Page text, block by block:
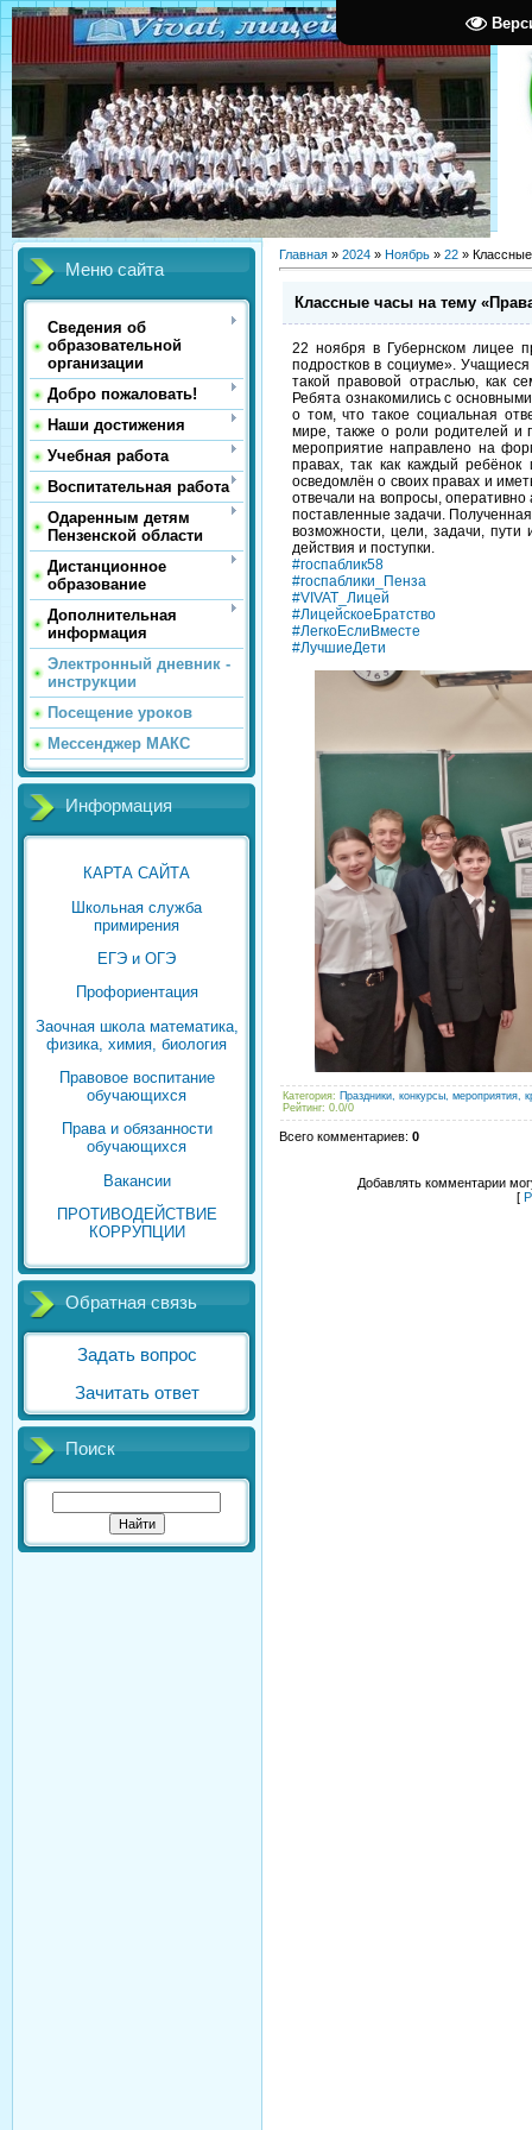
Меню сайта
Сведения об
образовательной
организации
Добро пожаловать!
Наши достижения
Учебная работа
Воспитательная работа
Одаренным детям
Пензенской области
Дистанционное
образование
Дополнительная
информация
Электронный дневник -
инструкции
Посещение уроков
Мессенджер МАКС
Информация
КАРТА САЙТА
Школьная служба
примирения
ЕГЭ и ОГЭ
Профориентация
Заочная школа математика,
физика, химия, биология
Правовое воспитание
обучающихся
Права и обязанности
обучающихся
Вакансии
ПРОТИВОДЕЙСТВИЕ
КОРРУПЦИИ
Обратная связь
Задать вопрос
Зачитать ответ
Поиск
Главная » 2024 » Ноябрь » 22 »
Классные часы на тему
22 ноября в Губернском лицее
подростков в социуме».
такой правовой отраслью, как
Ребята ознакомились с
о том, что такое социальная
мире, также о роли родителей и
мероприятие направлено на
правах, так как каждый
осведомлён о своих правах и
отвечали на вопросы,
поставленные задачи.
возможности, цели, задачи, пути
действия и поступки.
#госпаблик58
#госпаблики_Пенза
#VIVAT_Лицей
#ЛицейскоеБратство
#ЛегкоЕслиВместе
#ЛучшиеДети
Категория: Праздники, конкурсы, мероприятия,
Рейтинг: 0.0/0
Всего комментариев: 0
Добавлять комментарии
[